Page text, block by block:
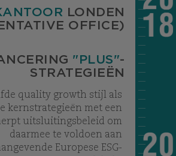
LONDEN
OFFICE)
"PLUS"-
STRATEGIEËN
quality growth stijl als
kernstrategieën met een
uitsluitingsbeleid om
daarmee te voldoen aan
Europese ESG-